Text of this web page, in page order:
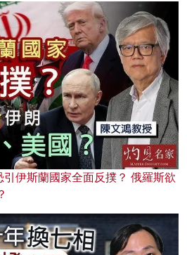
伊斯蘭國家全面反撲？ 俄羅斯欲